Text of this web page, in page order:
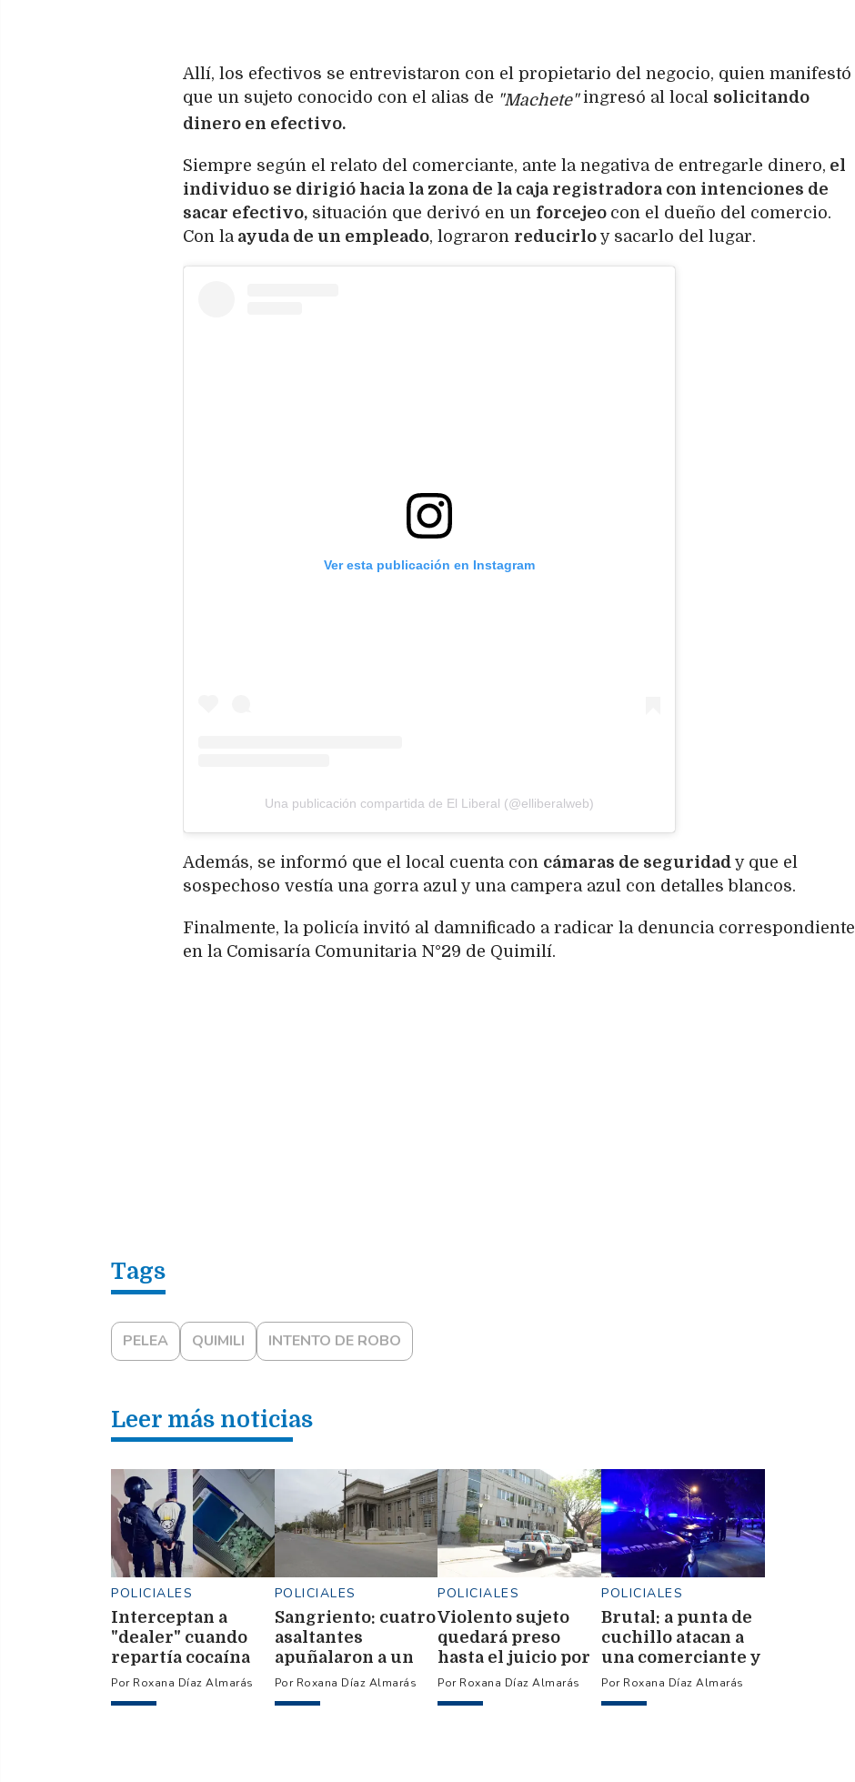
Allí, los efectivos se entrevistaron con el propietario del negocio, quien manifestó
que un sujeto conocido con el alias de "Machete"ingresó al local solicitando
dinero en efectivo.
Siempre según el relato del comerciante, ante la negativa de entregarle dinero, el
individuo se dirigió hacia la zona de la caja registradora con intenciones de
sacar efectivo, situación que derivó en un forcejeo con el dueño del comercio.
Con laayuda de un empleado, lograron reducirlo y sacarlo del lugar.
Ver esta publicación en Instagram
Una publicación compartida de El Liberal (@elliberalweb)
Además, se informó que el local cuenta con cámaras de seguridad y que el
sospechoso vestía una gorra azul y una campera azul con detalles blancos.
Finalmente, la policía invitó al damnificado a radicar la denuncia correspondiente
en la Comisaría Comunitaria N°29 de Quimilí.
PELEA QUIMILI INTENTO DE ROBO
Leer más noticias
POLICIALES
Interceptan a
"dealer" cuando
repartía cocaína
con dos amigos
Roxana Díaz Almarás
POLICIALES
Sangriento: cuatro
asaltantes
apuñalaron a un
motociclista para
robarle $120.000 y
Roxana Díaz Almarás
POLICIALES
Violento sujeto
quedará preso
hasta el juicio por
violar medidas
judiciales
Roxana Díaz Almarás
POLICIALES
Brutal: a punta de
cuchillo atacan a
una comerciante y
le roban
$1.000.000
Roxana Díaz Almarás